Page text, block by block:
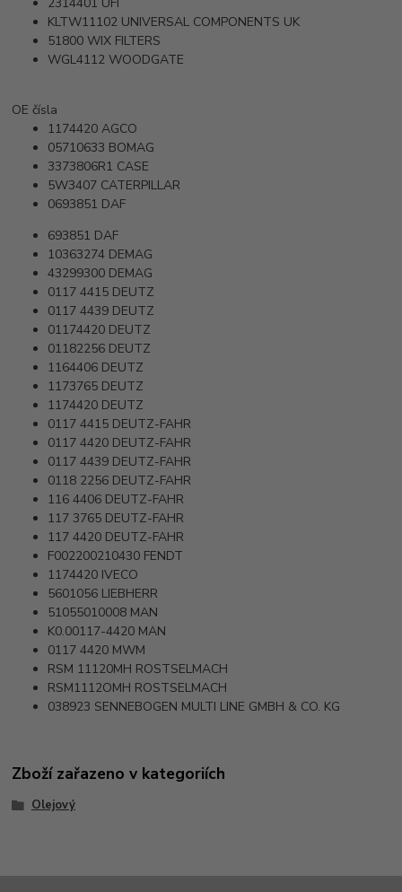
2314401 UFI
KLTW11102 UNIVERSAL COMPONENTS UK
51800 WIX FILTERS
WGL4112 WOODGATE
OE čísla
1174420 AGCO
05710633 BOMAG
3373806R1 CASE
5W3407 CATERPILLAR
0693851 DAF
693851 DAF
10363274 DEMAG
43299300 DEMAG
0117 4415 DEUTZ
0117 4439 DEUTZ
01174420 DEUTZ
01182256 DEUTZ
1164406 DEUTZ
1173765 DEUTZ
1174420 DEUTZ
0117 4415 DEUTZ-FAHR
0117 4420 DEUTZ-FAHR
0117 4439 DEUTZ-FAHR
0118 2256 DEUTZ-FAHR
116 4406 DEUTZ-FAHR
117 3765 DEUTZ-FAHR
117 4420 DEUTZ-FAHR
F002200210430 FENDT
1174420 IVECO
5601056 LIEBHERR
51055010008 MAN
K0.00117-4420 MAN
0117 4420 MWM
RSM 11120MH ROSTSELMACH
RSM1112OMH ROSTSELMACH
038923 SENNEBOGEN MULTI LINE GMBH & CO. KG
Zboží zařazeno v kategoriích
Olejový